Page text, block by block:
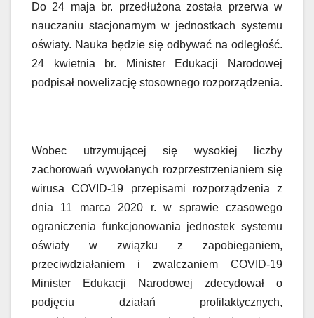
Do 24 maja br. przedłużona została przerwa w
nauczaniu stacjonarnym w jednostkach systemu
oświaty. Nauka będzie się odbywać na odległość.
24 kwietnia br. Minister Edukacji Narodowej
podpisał nowelizację stosownego rozporządzenia.
Wobec utrzymującej się wysokiej liczby
zachorowań wywołanych rozprzestrzenianiem się
wirusa COVID-19 przepisami rozporządzenia z
dnia 11 marca 2020 r. w sprawie czasowego
ograniczenia funkcjonowania jednostek systemu
oświaty w związku z zapobieganiem,
przeciwdziałaniem i zwalczaniem COVID-19
Minister Edukacji Narodowej zdecydował o
podjęciu działań profilaktycznych,